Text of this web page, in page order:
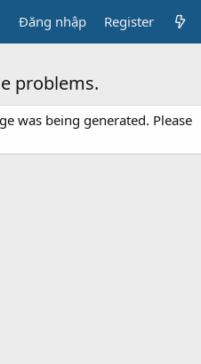
Đăng nhập Register
problems.
was being generated. Please